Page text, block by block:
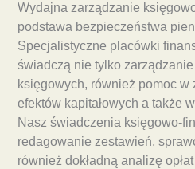
Wydajna zarządzanie
podstawa bezpieczeństwa
Specjalistyczne placówki
świadczą nie tylko
księgowych, również pomoc w
efektów kapitałowych a także
Nasz świadczenia księgowo-
redagowanie zestawień,
również dokładną analizę